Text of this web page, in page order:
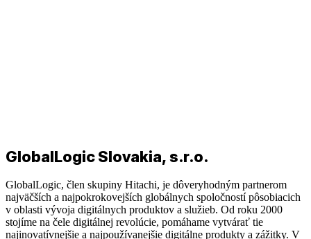
GlobalLogic Slovakia, s.r.o.
GlobalLogic, člen skupiny Hitachi, je dôveryhodným partnerom
najväčších a najpokrokovejších globálnych spoločností pôsobiacich
v oblasti vývoja digitálnych produktov a služieb. Od roku 2000
stojíme na čele digitálnej revolúcie, pomáhame vytvárať tie
najinovatívnejšie a najpoužívanejšie digitálne produkty a zážitky. V